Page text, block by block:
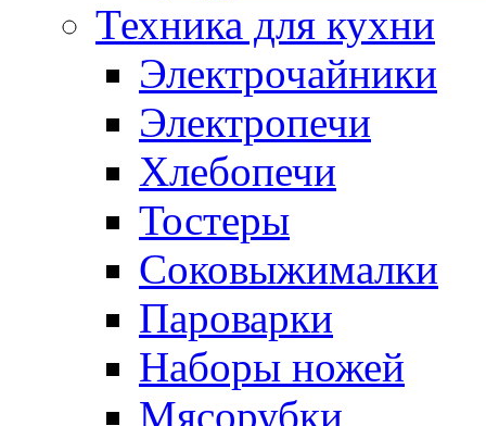
Техника для кухни
Электрочайники
Электропечи
Хлебопечи
Тостеры
Соковыжималки
Пароварки
Наборы ножей
Мясорубки